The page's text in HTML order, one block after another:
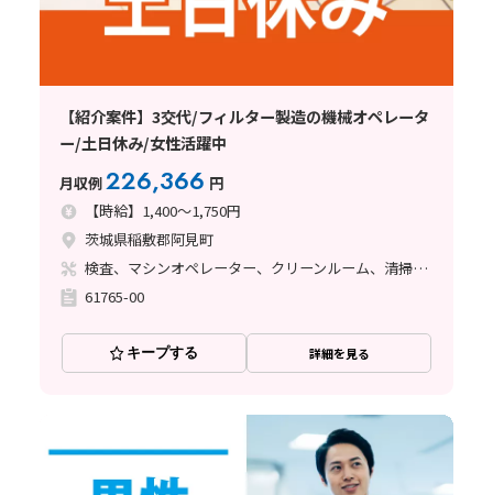
【紹介案件】3交代/フィルター製造の機械オペレータ
ー/土日休み/女性活躍中
月収例226,366 円
【時給】1,400～1,750円
茨城県稲敷郡阿見町
検査、マシンオペレーター、クリーンルーム、清掃・洗浄、その他
61765-00
キープする 詳細を見る